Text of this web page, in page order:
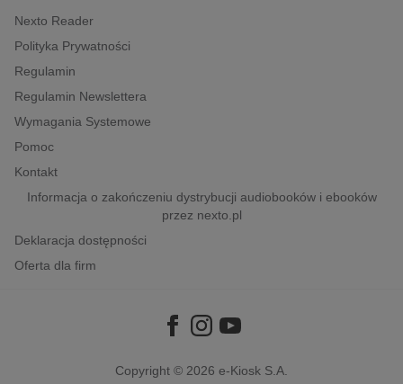
polityka, społeczno-informacyjne
psychologiczne
inne
popularno-naukowe
historia
Nexto Reader
Polityka Prywatności
Regulamin
Regulamin Newslettera
Wymagania Systemowe
Pomoc
Kontakt
Informacja o zakończeniu dystrybucji audiobooków i ebooków
przez nexto.pl
Deklaracja dostępności
Oferta dla firm
Copyright © 2026 e-Kiosk S.A.